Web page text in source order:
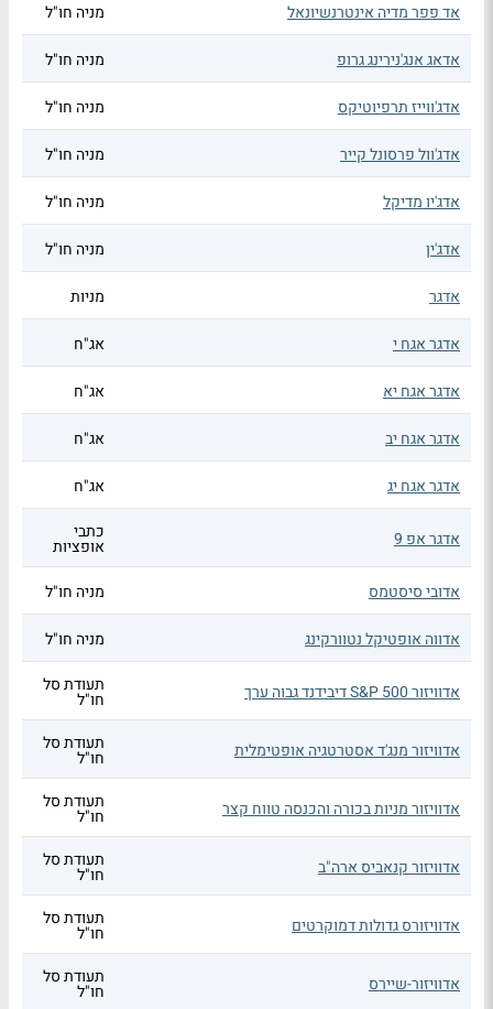
אד פפר מדיה אינטרנשיונאל מניה חו"ל
אדאג אנג'נירינג גרופ מניה חו"ל
אדג'ווייז תרפיוטיקס מניה חו"ל
אדג'וול פרסונל קייר מניה חו"ל
אדג'יו מדיקל מניה חו"ל
אדג'ין מניה חו"ל
אדגר מניות
אדגר אגח י אג"ח
אדגר אגח יא אג"ח
אדגר אגח יב אג"ח
אדגר אגח יג אג"ח
אדגר אפ 9 כתבי
אופציות
אדובי סיסטמס
מניה חו"ל
אדווה אופטיקל נטוורקינג מניה חו"ל
אדוויזור S&P 500 דיבידנד גבוה ערך תעודת סל
חו"ל
אדוויזור מנג'ד אסטרטגיה אופטימלית תעודת סל
חו"ל
אדוויזור מניות בכורה והכנסה טווח קצר תעודת סל
חו"ל
אדוויזור קנאביס ארה"ב תעודת סל
חו"ל
אדוויזורס גדולות דמוקרטים תעודת סל
חו"ל
אדוויזור-שיירס תעודת סל
חו"ל